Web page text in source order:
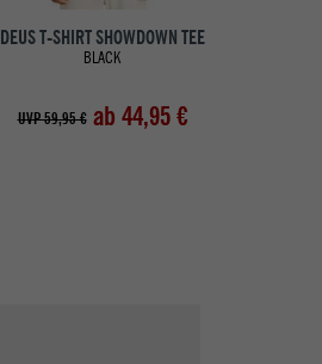
DEUS T-SHIRT SHOWDOWN TEE
BLACK
UVP 59,95 € ab 44,95 €